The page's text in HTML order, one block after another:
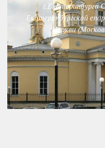
г.Екатеринбурга
Екатеринбургской
Церкви